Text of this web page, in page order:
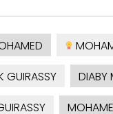
GUIRASSY
DIABY